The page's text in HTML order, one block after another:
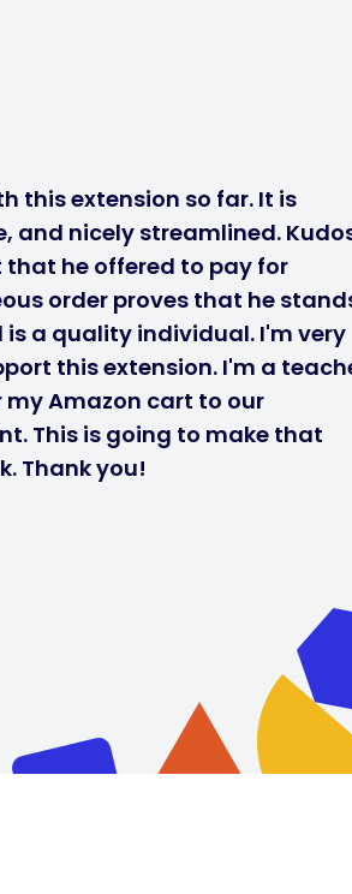
this extension so far. It is
and nicely streamlined.
he offered to pay for
order proves that he
a quality individual. I'm very
this extension. I'm a
Amazon cart to our
This is going to make that
Thank you!